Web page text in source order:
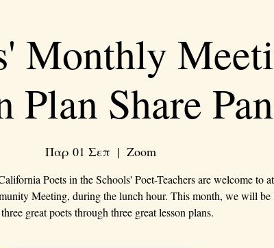
Monthly
Plan Share
Παρ 01 Σεπ
  |
Zoom
Poets in the Schools' Poet-Teachers are welcome to
Meeting, during the lunch hour. This month, we will be
great poets through three great lesson plans.